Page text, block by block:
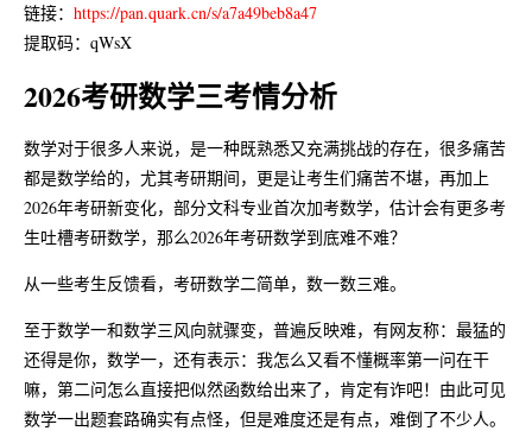
链接： https://pan.quark.cn/s/a7a49beb8a47
提取码：qWsX
2026考研数学三考情分析
数学对于很多人来说，是一种既熟悉又充满挑战的存在，很多痛苦
都是数学给的，尤其考研期间，更是让考生们痛苦不堪，再加上
2026年考研新变化，部分文科专业首次加考数学，估计会有更多考
生吐槽考研数学，那么2026年考研数学到底难不难？
从一些考生反馈看，考研数学二简单，数一数三难。
至于数学一和数学三风向就骤变，普遍反映难，有网友称：最猛的
还得是你，数学一，还有表示：我怎么又看不懂概率第一问在干
嘛，第二问怎么直接把似然函数给出来了，肯定有诈吧！由此可见
数学一出题套路确实有点怪，但是难度还是有点，难倒了不少人。